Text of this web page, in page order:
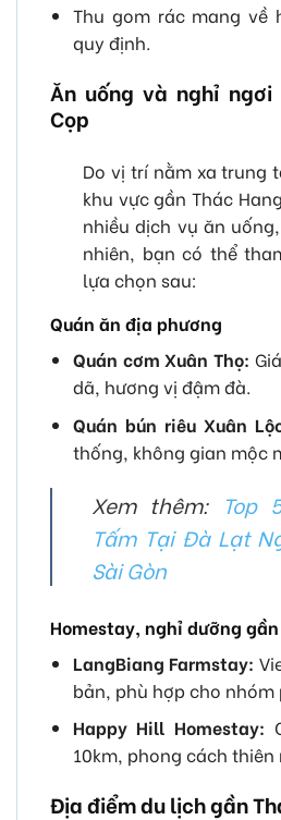
Thu gom rác mang về
quy định.
Ăn uống và nghỉ ngơi
Cọp
Do vị trí nằm xa trung
khu vực gần Thác
nhiều dịch vụ ăn
nhiên, bạn có thể
lựa chọn sau:
Quán ăn địa phương
Quán cơm Xuân Thọ:
dã, hương vị đậm đà.
Quán bún riêu Xuân
thống, không gian mộc
Xem thêm: Top
Tấm Tại Đà Lạt
Sài Gòn
Homestay, nghỉ dưỡng
LangBiang Farmstay:
bản, phù hợp cho nhóm
Happy Hill Homestay:
10km, phong cách thiên
Địa điểm du lịch gần